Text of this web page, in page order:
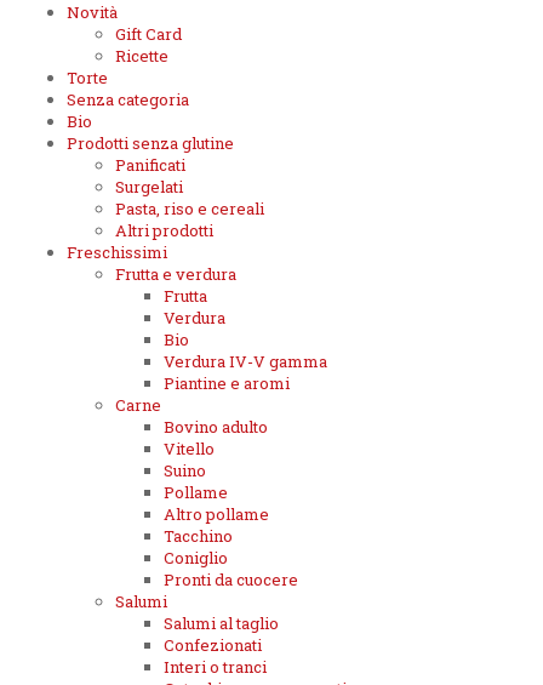
Novità
Gift Card
Ricette
Torte
Senza categoria
Bio
Prodotti senza glutine
Panificati
Surgelati
Pasta, riso e cereali
Altri prodotti
Freschissimi
Frutta e verdura
Frutta
Verdura
Bio
Verdura IV-V gamma
Piantine e aromi
Carne
Bovino adulto
Vitello
Suino
Pollame
Altro pollame
Tacchino
Coniglio
Pronti da cuocere
Salumi
Salumi al taglio
Confezionati
Interi o tranci